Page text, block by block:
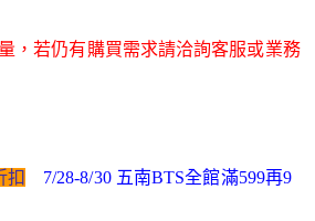
，若仍有購買需求請洽詢客服或業務
扣
7/28-8/30 五南BTS全館滿599再9